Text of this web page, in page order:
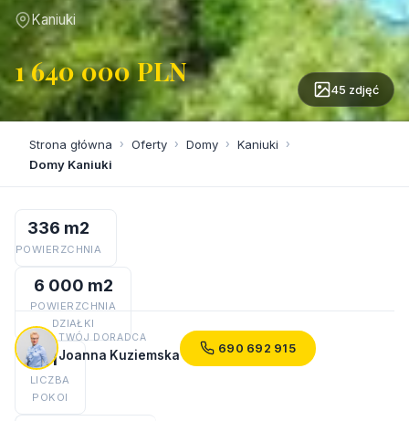
Kaniuki
1 640 000 PLN
45 zdjęć
Strona główna › Oferty › Domy › Kaniuki ›
Domy Kaniuki
336 m2
POWIERZCHNIA
6 000 m2
POWIERZCHNIA
DZIAŁKI
11
LICZBA
POKOI
TWÓJ DORADCA
Joanna Kuziemska 690 692 915